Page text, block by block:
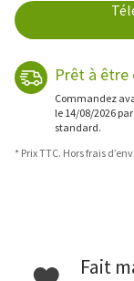
Prêt à être
Commandez
le 14/08/2026
standard.
* Prix TTC. Hors frais
Fait